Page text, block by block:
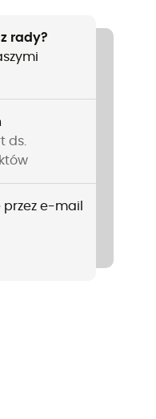
rady?
ds.
przez e-mail